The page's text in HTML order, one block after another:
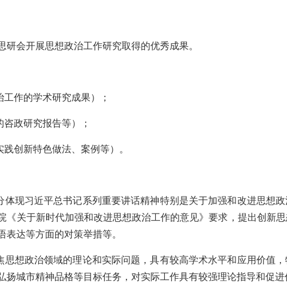
会开展思想政治工作研究取得的优秀成果。
作的学术研究成果）；
政研究报告等）；
创新特色做法、案例等）。
体现习近平总书记系列重要讲话精神特别是关于加强和改进思想
《关于新时代加强和改进思想政治工作的意见》要求，提出创新
达等方面的对策举措等。
思想政治领域的理论和实际问题，具有较高学术水平和应用价值
扬城市精神品格等目标任务，对实际工作具有较强理论指导和促进